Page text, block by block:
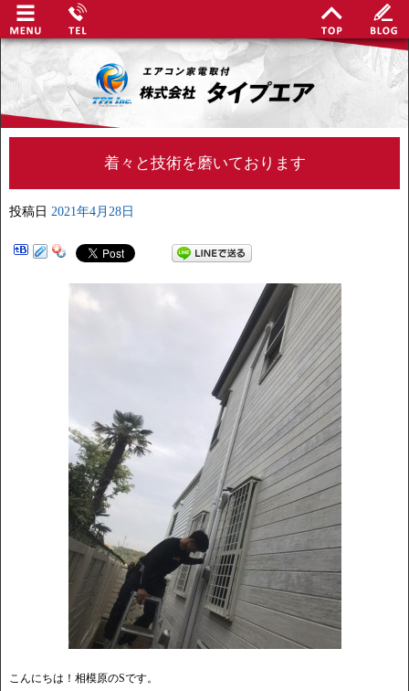
着々と技術を磨いております
投稿日 2021年4月28日
こんにちは！相模原のSです。